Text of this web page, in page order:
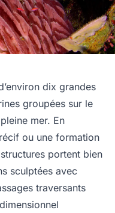
dix grandes
groupées sur le
mer. En
ou une formation
portent bien
sculptées avec
traversants